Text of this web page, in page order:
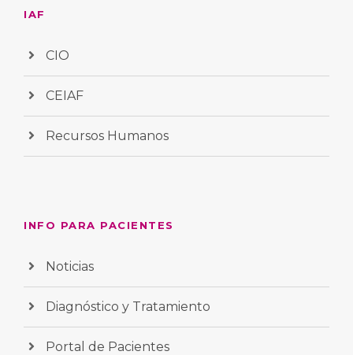
IAF
CIO
CEIAF
Recursos Humanos
INFO PARA PACIENTES
Noticias
Diagnóstico y Tratamiento
Portal de Pacientes